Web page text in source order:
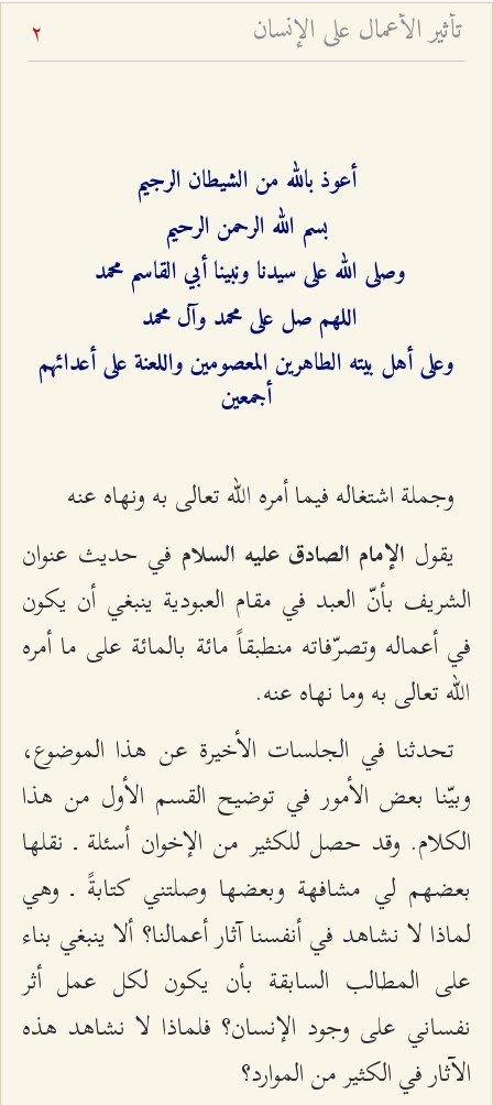
تأثير الأعمال على الإنسان 2
أعوذ بالله من الشيطان الرجيم
بسم الله الرحمن الرحيم
وصلى الله على سيدنا ونبينا أبي القاسم محمد
اللهم صل على محمد وآل محمد
وعلى أهل بيته الطاهرين المعصومين واللعنة على أعدائهم
أجمعين
وجملة اشتغاله فيما أمره الله تعالى به ونهاه عنه
يقول الإمام الصادق عليه السلام في حديث عنوان
الشريف بأنّ العبد في مقام العبودية ينبغي أن يكون
في أعماله وتصرّفاته منطبقاً مائة بالمائة على ما أمره
الله تعالى به وما نهاه عنه.
تحدثنا في الجلسات الأخيرة عن هذا الموضوع،
وبيّنا بعض الأمور في توضيح القسم الأول من هذا
الكلام. وقد حصل للكثير من الإخوان أسئلة ـ نقلها
بعضهم لي مشافهة وبعضها وصلتني كتابةً ـ وهي
لماذا لا نشاهد في أنفسنا آثار أعمالنا؟ ألا ينبغي بناء
على المطالب السابقة بأن يكون لكل عمل أثر
نفساني على وجود الإنسان؟ فلماذا لا نشاهد هذه
الآثار في الكثير من الموارد؟